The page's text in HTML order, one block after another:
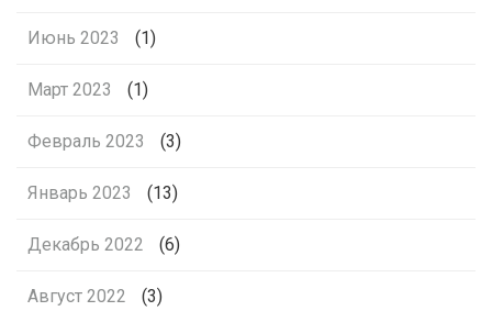
Июнь 2023 (1)
Март 2023 (1)
Февраль 2023 (3)
Январь 2023 (13)
Декабрь 2022 (6)
Август 2022 (3)